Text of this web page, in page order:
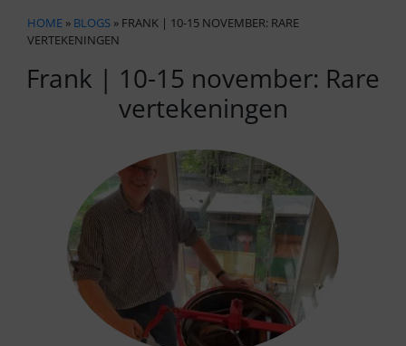
HOME » BLOGS » FRANK | 10-15 NOVEMBER: RARE
VERTEKENINGEN
Frank | 10-15 november: Rare
vertekeningen